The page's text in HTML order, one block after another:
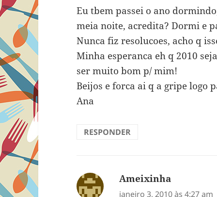
Eu tbem passei o ano
meia noite, acredita? Dormi e
Nunca fiz resolucoes, acho q
Minha esperanca eh q 2010
ser muito bom p/ mim!
Beijos e forca ai q a gripe logo
Ana
RESPONDER
Ameixinha
janeiro 3, 2010 às 4:27 am